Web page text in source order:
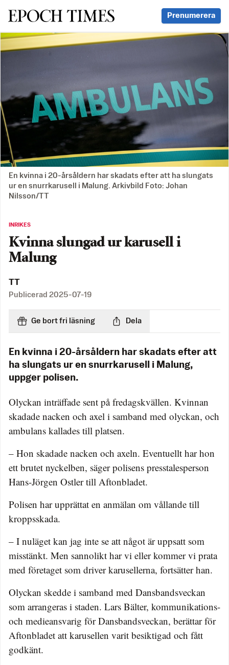
Svenska Epoch Times Prenumerera
En kvinna i 20-årsåldern har skadats efter att ha slungats
ur en snurrkarusell i Malung. Arkivbild Foto: Johan
Nilsson/TT
INRIKES
Kvinna slungad ur karusell i
Malung
TT
Publicerad 2025-07-19
Ge bort fri läsning Dela
En kvinna i 20-årsåldern har skadats efter att
ha slungats ur en snurrkarusell i Malung,
uppger polisen.
Olyckan inträffade sent på fredagskvällen. Kvinnan
skadade nacken och axel i samband med olyckan, och
ambulans kallades till platsen.
– Hon skadade nacken och axeln. Eventuellt har hon
ett brutet nyckelben, säger polisens presstalesperson
Hans-Jörgen Ostler till Aftonbladet.
Polisen har upprättat en anmälan om vållande till
kroppsskada.
– I nuläget kan jag inte se att något är uppsatt som
misstänkt. Men sannolikt har vi eller kommer vi prata
med företaget som driver karusellerna, fortsätter han.
Olyckan skedde i samband med Dansbandsveckan
som arrangeras i staden. Lars Bälter, kommunikations-
och medieansvarig för Dansbandsveckan, berättar för
Aftonbladet att karusellen varit besiktigad och fått
godkänt.